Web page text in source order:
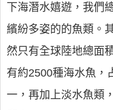
下海潛水嬉遊，我們
繽紛多姿的的魚類。
然只有全球陸地總面
有約2500種海水魚，
一，再加上淡水魚類